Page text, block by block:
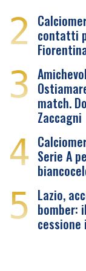
2 contatti
3 match.
Zaccagni
4 Serie A
5 Lazio,
bomber: